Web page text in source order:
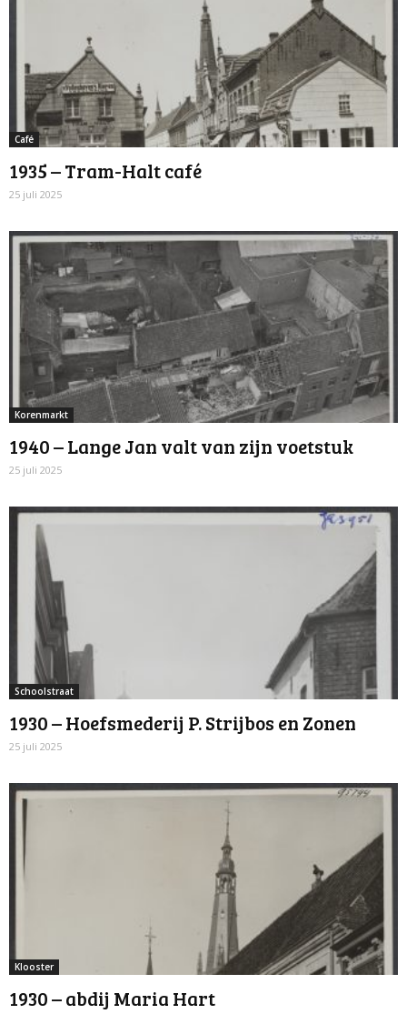
Café
1935 – Tram-Halt café
25 juli 2025
Korenmarkt
1940 – Lange Jan valt van zijn voetstuk
25 juli 2025
Schoolstraat
1930 – Hoefsmederij P. Strijbos en Zonen
25 juli 2025
Klooster
1930 – abdij Maria Hart